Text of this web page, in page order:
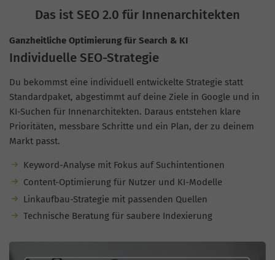
Das ist SEO 2.0 für Innenarchitekten
Ganzheitliche Optimierung für Search & KI
Individuelle SEO-Strategie
Du bekommst eine individuell entwickelte Strategie statt
Standardpaket, abgestimmt auf deine Ziele in Google und in
KI-Suchen für Innenarchitekten. Daraus entstehen klare
Prioritäten, messbare Schritte und ein Plan, der zu deinem
Markt passt.
Keyword-Analyse mit Fokus auf Suchintentionen
Content-Optimierung für Nutzer und KI-Modelle
Linkaufbau-Strategie mit passenden Quellen
Technische Beratung für saubere Indexierung